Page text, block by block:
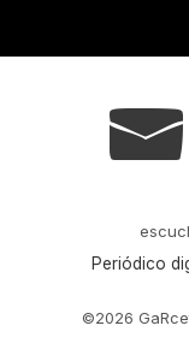
g
Periódico
©2026